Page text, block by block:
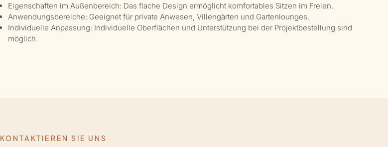
Eigenschaften im Außenbereich: Das flache Design ermöglicht komfortables Sitzen im Freien.
Anwendungsbereiche: Geeignet für private Anwesen, Villengärten und Gartenlounges.
Individuelle Anpassung: Individuelle Oberflächen und Unterstützung bei der Projektbestellung sind
möglich.
KONTAKTIEREN SIE UNS